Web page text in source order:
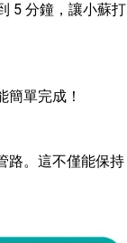
5 分鐘，讓小蘇打
單完成！
路。這不僅能保持